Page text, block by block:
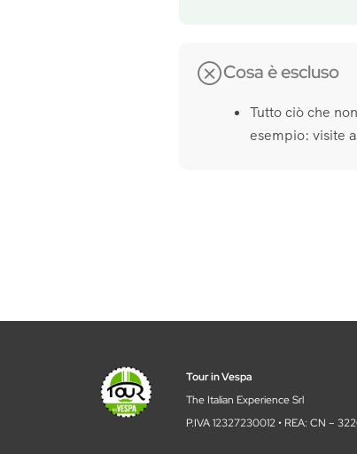
Cosa è escluso
Tutto ciò che
esempio: visite
Tour in Vespa
The Italian Experience Srl
P.IVA 12327230012 • REA: CN –